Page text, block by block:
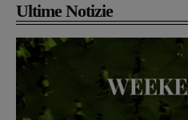
Ultime Notizie